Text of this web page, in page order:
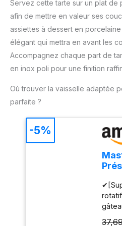
que
la
Ils
Vous
Servez cette tarte sur un plat de
afin de mettre en valeur ses
assiettes à dessert en
élégant qui mettra en avant les
Accompagnez chaque part de
en inox poli pour une finition
Où trouver la vaisselle adaptée
parfaite ?
-5%